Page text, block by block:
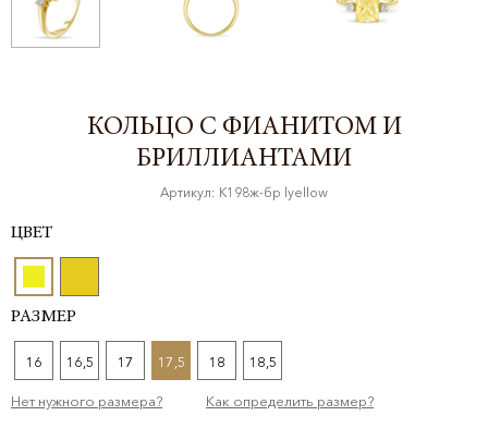
КОЛЬЦО С ФИАНИТОМ И
БРИЛЛИАНТАМИ
Артикул: К198ж-бр lyellow
ЦВЕТ
РАЗМЕР
16 16,5 17 17,5 18 18,5
Нет нужного размера? Как определить размер?